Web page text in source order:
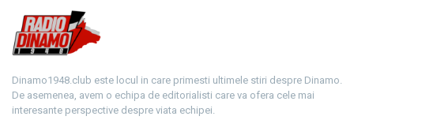
Dinamo1948.club este locul in care primesti ultimele stiri despre Dinamo.
De asemenea, avem o echipa de editorialisti care va ofera cele mai
interesante perspective despre viata echipei.